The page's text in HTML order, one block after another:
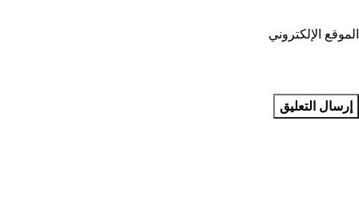
الموقع الإلكتروني